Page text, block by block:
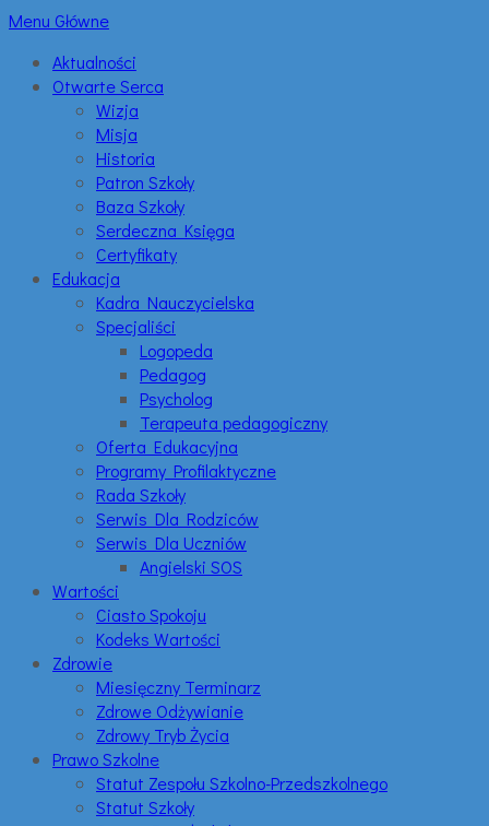
Menu Główne
Aktualności
Otwarte Serca
Wizja
Misja
Historia
Patron Szkoły
Baza Szkoły
Serdeczna Księga
Certyfikaty
Edukacja
Kadra Nauczycielska
Specjaliści
Logopeda
Pedagog
Psycholog
Terapeuta pedagogiczny
Oferta Edukacyjna
Programy Profilaktyczne
Rada Szkoły
Serwis Dla Rodziców
Serwis Dla Uczniów
Angielski SOS
Wartości
Ciasto Spokoju
Kodeks Wartości
Zdrowie
Miesięczny Terminarz
Zdrowe Odżywianie
Zdrowy Tryb Życia
Prawo Szkolne
Statut Zespołu Szkolno-Przedszkolnego
Statut Szkoły